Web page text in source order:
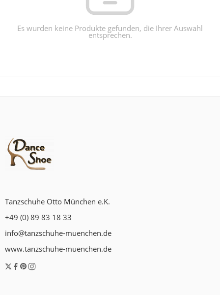
Es wurden keine Produkte gefunden, die Ihrer Auswahl
entsprechen.
Tanzschuhe Otto München e.K.
+49 (0) 89 83 18 33
info@tanzschuhe-muenchen.de
www.tanzschuhe-muenchen.de